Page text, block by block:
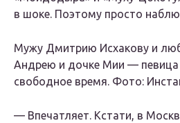
в шоке. Поэтому просто
Мужу Дмитрию Исхакову и
Андрею и дочке Мии — певица
свободное время. Фото:
— Впечатляет. Кстати, в